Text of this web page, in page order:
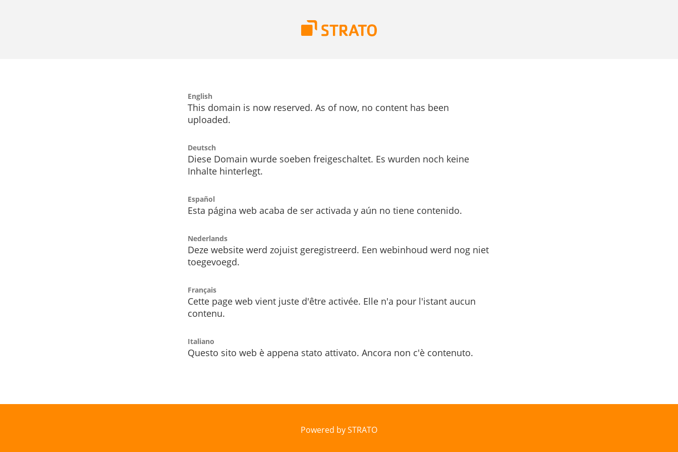
English
This domain is now reserved. As of now, no content has been
uploaded.
Deutsch
Diese Domain wurde soeben freigeschaltet. Es wurden noch keine
Inhalte hinterlegt.
Español
Esta página web acaba de ser activada y aún no tiene contenido.
Nederlands
Deze website werd zojuist geregistreerd. Een webinhoud werd nog niet
toegevoegd.
Français
Cette page web vient juste d'être activée. Elle n'a pour l'istant aucun
contenu.
Italiano
Questo sito web è appena stato attivato. Ancora non c'è contenuto.
Powered by STRATO